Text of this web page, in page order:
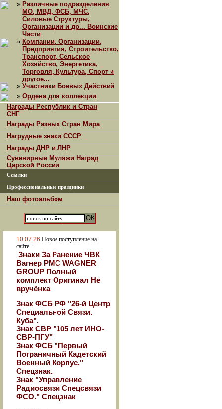
» Различные подразделения
МО, МВД, ФСБ, МЧС,
Силовые Структуры,
Организации и др... Воинские
Части
» Компании, Организации,
Предприятия, Строительство,
Транспорт, Сельское
Хозяйство, Энергетика,
Торговля, Культура, Спорт и
другое...
» Участники Боевых Действий
» Ордена для коллекции
Награды Республик и Стран
СНГ
Награды Разных Стран Мира
Нагрудные знаки СССР
Награды ДНР и ЛНР
Сувенирные Муляжи Наград
Царской России
Ссылки
Профессиональные праздники
Наш фотоальбом
10.07.26 Новое поступление на
сайте...
Знаки За Ранение ЧВК
Вагнер РМС WAGNER
GROUP Полный
комплект Оригинал Не
вручёнка
Знак ФСБ РФ "26-й Центр
Специальной Связи.
Куба".
Знак СВР "105 лет ИНО-
СВР-ПГУ"
Знак ФСБ "Первый
Пограничный Кадетский
Военный Корпус."
Спецзнак.
Знак "Управление
Радиосвязи Спецсвязи
ФСО." Спецзнак